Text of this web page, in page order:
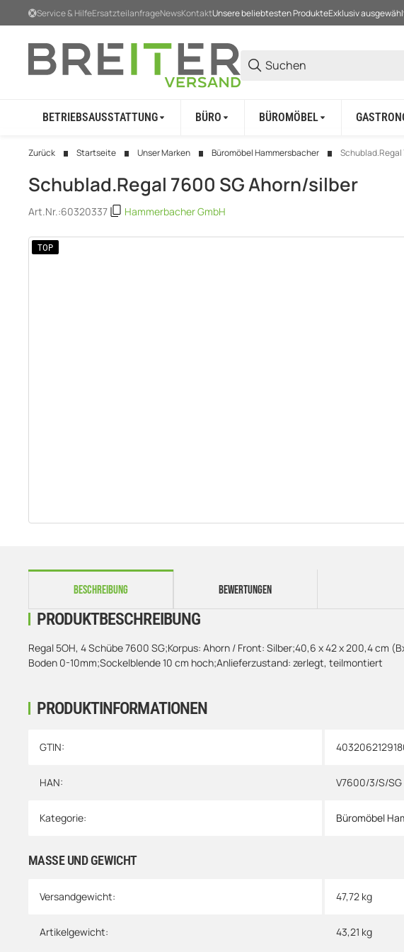
Service & HilfeErsatzteilanfrageNewsKontaktUnsere beliebtesten ProdukteExklusiv
BETRIEBSAUSSTATTUNG BÜRO BÜROMÖBEL
Zurück Startseite Unser Marken Büromöbel Hammersbacher Schublad.Regal
Hammerbacher GmbH
Schublad.Regal 7600 SG Ahorn/silber
Art.Nr.:60320337
TOP
BESCHREIBUNG BEWERTUNGEN
PRODUKTINFORMATIONEN
Produkteigenschaft
Wert
GTIN:
HAN: V7600/3/S/SG
Kategorie: Büromöbel
MASSE UND GEWICHT
Versandgewicht: 47,72 kg
Artikelgewicht: 43,21 kg
PRODUKTBESCHREIBUNG
Regal 5OH, 4 Schübe 7600 SG;Korpus: Ahorn / Front: Silber;40,6 x 42 x 200,4
Boden 0-10mm;Sockelblende 10 cm hoch;Anlieferzustand: zerlegt, teilmontiert